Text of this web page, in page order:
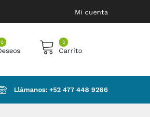
Mi cuenta
0 0
Carrito
Llámanos: ‪+52 477 448 9266‬